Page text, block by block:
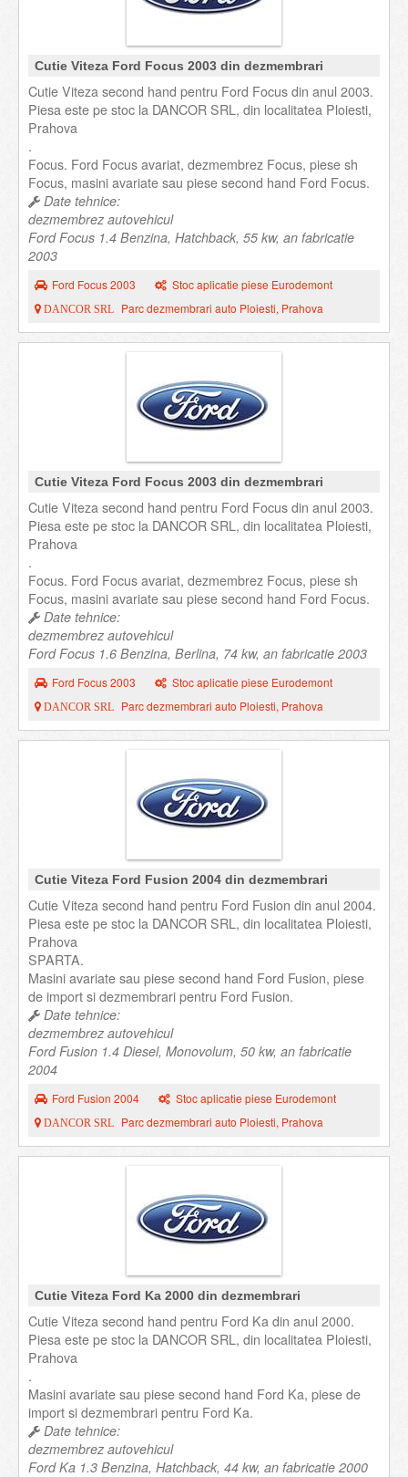
Cutie Viteza Ford Focus 2003 din dezmembrari
Cutie Viteza second hand pentru Ford Focus din anul 2003.
Piesa este pe stoc la DANCOR SRL, din localitatea Ploiesti,
Prahova
.
Focus. Ford Focus avariat, dezmembrez Focus, piese sh
Focus, masini avariate sau piese second hand Ford Focus.
Date tehnice:
dezmembrez autovehicul
Ford Focus 1.4 Benzina, Hatchback, 55 kw, an fabricatie
2003
Ford Focus 2003 Stoc aplicatie piese Eurodemont
DANCOR SRL Parc dezmembrari auto Ploiesti, Prahova
Cutie Viteza Ford Focus 2003 din dezmembrari
Cutie Viteza second hand pentru Ford Focus din anul 2003.
Piesa este pe stoc la DANCOR SRL, din localitatea Ploiesti,
Prahova
.
Focus. Ford Focus avariat, dezmembrez Focus, piese sh
Focus, masini avariate sau piese second hand Ford Focus.
Date tehnice:
dezmembrez autovehicul
Ford Focus 1.6 Benzina, Berlina, 74 kw, an fabricatie 2003
Ford Focus 2003 Stoc aplicatie piese Eurodemont
DANCOR SRL Parc dezmembrari auto Ploiesti, Prahova
Cutie Viteza Ford Fusion 2004 din dezmembrari
Cutie Viteza second hand pentru Ford Fusion din anul 2004.
Piesa este pe stoc la DANCOR SRL, din localitatea Ploiesti,
Prahova
SPARTA.
Masini avariate sau piese second hand Ford Fusion, piese
de import si dezmembrari pentru Ford Fusion.
Date tehnice:
dezmembrez autovehicul
Ford Fusion 1.4 Diesel, Monovolum, 50 kw, an fabricatie
2004
Ford Fusion 2004 Stoc aplicatie piese Eurodemont
DANCOR SRL Parc dezmembrari auto Ploiesti, Prahova
Cutie Viteza Ford Ka 2000 din dezmembrari
Cutie Viteza second hand pentru Ford Ka din anul 2000.
Piesa este pe stoc la DANCOR SRL, din localitatea Ploiesti,
Prahova
.
Masini avariate sau piese second hand Ford Ka, piese de
import si dezmembrari pentru Ford Ka.
Date tehnice:
dezmembrez autovehicul
Ford Ka 1.3 Benzina, Hatchback, 44 kw, an fabricatie 2000